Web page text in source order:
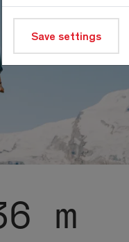
m
Save settings